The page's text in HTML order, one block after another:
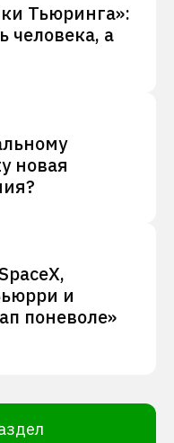
Тьюринга»:
человека, а
новая
и
поневоле»